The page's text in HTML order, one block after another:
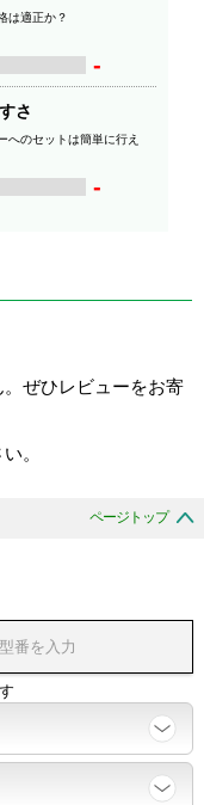
は適正か？
-
さ
へのセットは簡単に行え
-
ぜひレビューをお寄
。
ページトップ